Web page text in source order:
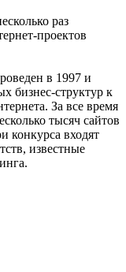
раз
проектов
в 1997 и
бизнес-структур к
За все время
тысяч сайтов
конкурса входят
известные